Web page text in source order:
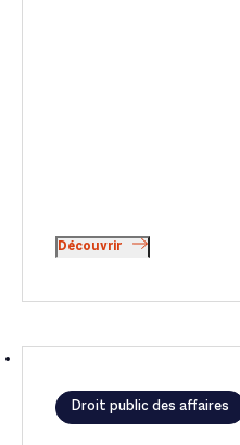
Découvrir
Droit public des affaires